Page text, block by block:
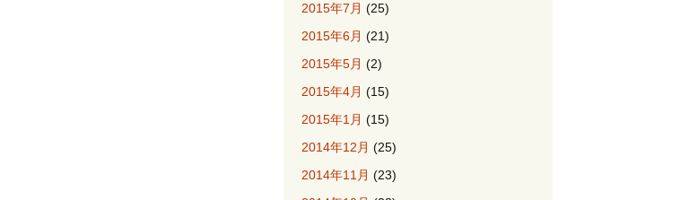
2015年7月 (25)
2015年6月 (21)
2015年5月 (2)
2015年4月 (15)
2015年1月 (15)
2014年12月 (25)
2014年11月 (23)